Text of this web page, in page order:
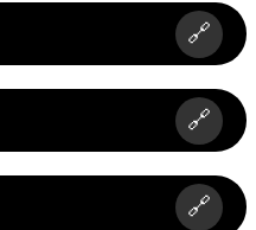
🔗
🔗
🔗